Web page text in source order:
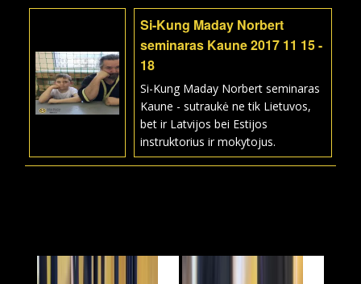
Si-Kung Maday Norbert
seminaras Kaune 2017 11 15 -
18
Si-Kung Maday Norbert seminaras
Kaune - sutraukė ne tik Lietuvos,
bet ir Latvijos bei Estijos
instruktorius ir mokytojus.